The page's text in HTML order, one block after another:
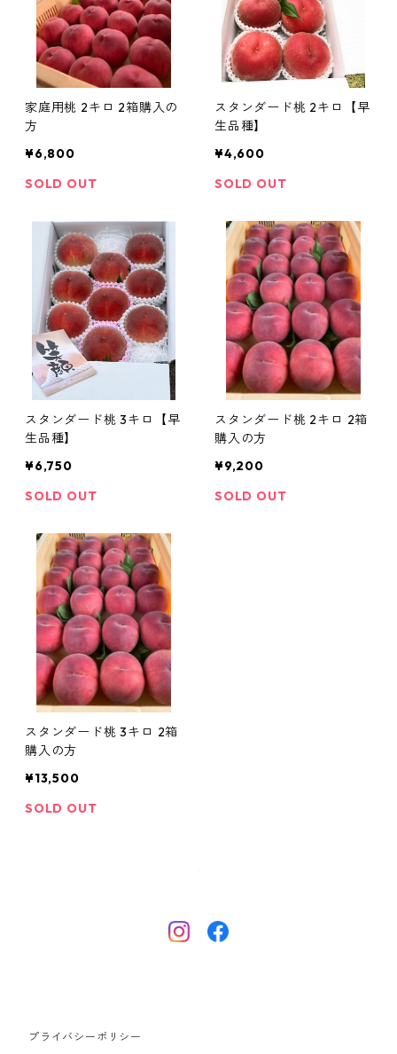
家庭用桃 2キロ 2箱購入の
方
¥6,800
SOLD OUT
スタンダード桃 2キロ【早
生品種】
¥4,600
SOLD OUT
スタンダード桃 3キロ【早
生品種】
¥6,750
SOLD OUT
スタンダード桃 2キロ 2箱
購入の方
¥9,200
SOLD OUT
スタンダード桃 3キロ 2箱
購入の方
¥13,500
SOLD OUT
プライバシーポリシー